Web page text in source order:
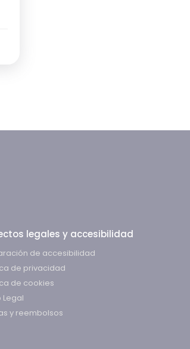
legales y accesibilidad
de accesibilidad
de privacidad
de cookies
Legal
y reembolsos